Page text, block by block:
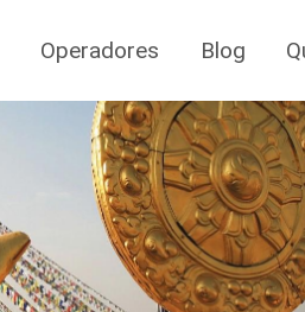
Operadores Blog